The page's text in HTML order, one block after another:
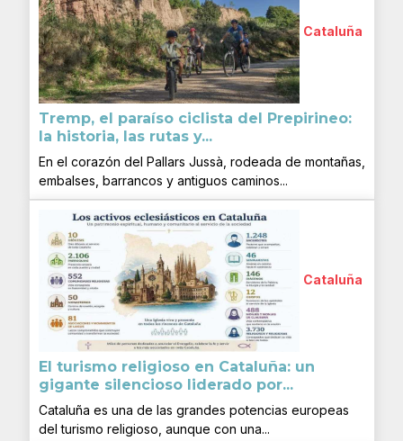
Cataluña
Tremp, el paraíso ciclista del Prepirineo:
la historia, las rutas y...
En el corazón del Pallars Jussà, rodeada de montañas,
embalses, barrancos y antiguos caminos...
Cataluña
El turismo religioso en Cataluña: un
gigante silencioso liderado por...
Cataluña es una de las grandes potencias europeas
del turismo religioso, aunque con una...